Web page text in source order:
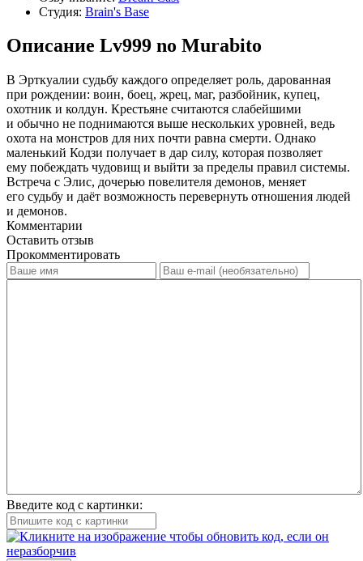
Студия: Brain's Base
Описание Lv999 no Murabito
В Эрткуалии судьбу каждого определяет роль, дарованная
при рождении: воин, боец, жрец, маг, разбойник, купец,
охотник и колдун. Крестьяне считаются слабейшими
и обычно не поднимаются выше нескольких уровней, ведь
охота на монстров для них почти равна смерти. Однако
маленький Кодзи получает в дар силу, которая позволяет
ему побеждать чудовищ и выйти за пределы правил системы.
Встреча с Элис, дочерью повелителя демонов, меняет
его судьбу и даёт возможность перевернуть отношения людей
и демонов.
Комментарии
Оставить отзыв
Прокомментировать
Введите код с картинки: